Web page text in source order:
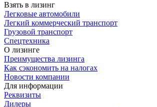
Взять в лизинг
Легковые автомобили
Легкий коммерческий транспорт
Грузовой транспорт
Спецтехника
О лизинге
Преимущества лизинга
Как сэкономить на налогах
Новости компании
Для информации
Реквизиты
Дилеры